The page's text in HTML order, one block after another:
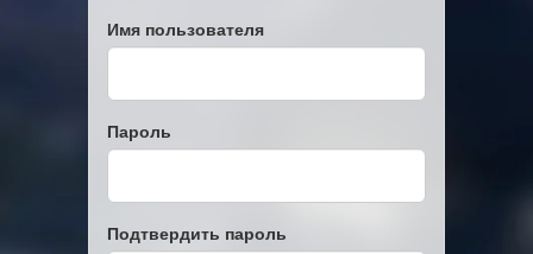
Имя пользователя
Пароль
Подтвердить пароль